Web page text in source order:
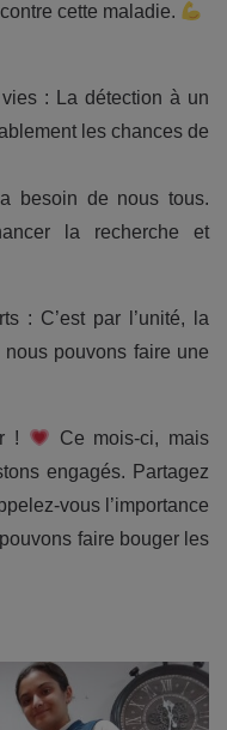
cette maladie.
: La détection à un
les chances de
besoin de nous tous.
la recherche et
: C’est par l’unité, la
pouvons faire une
!
Ce mois-ci, mais
engagés. Partagez
vous l’importance
faire bouger les